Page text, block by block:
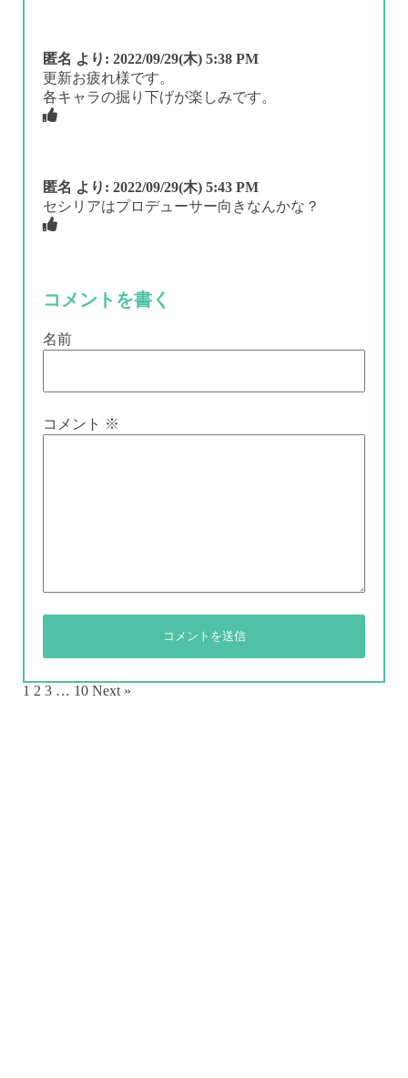
匿名 より: 2022/09/29(木) 5:38 PM
更新お疲れ様です。
各キャラの掘り下げが楽しみです。
匿名 より: 2022/09/29(木) 5:43 PM
セシリアはプロデューサー向きなんかな？
コメントを書く
名前
コメント ※
1 2 3 … 10 Next »